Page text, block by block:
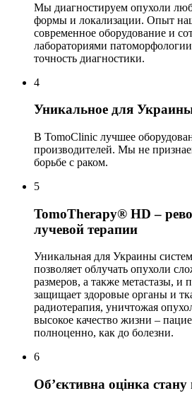
Мы диагностируем опухоли
формы и локализации. Опыт
современное оборудование и
лабораториями
точность диагностики.
4
Уникальное для
В TomoClinic лучшее
производителей. Мы не
борьбе с раком.
5
TomoTherapy® HD –
лучевой терапии
Уникальная для Украины
позволяет облучать опухоли
размеров, а также метастазы, и
защищает здоровые органы и
радиотерапия, уничтожая
высокое качество жизни –
полноценно, как до болезни.
6
Об’єктивна оцінка стану